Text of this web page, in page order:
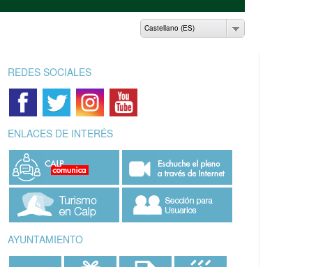
Castellano (ES)
REDES SOCIALES
ENLACES DE INTERÉS
AYUNTAMIENTO